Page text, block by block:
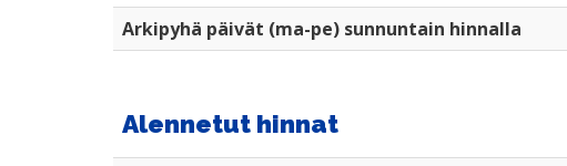
Arkipyhä päivät (ma-pe) sunnuntain hinnalla
Alennetut hinnat